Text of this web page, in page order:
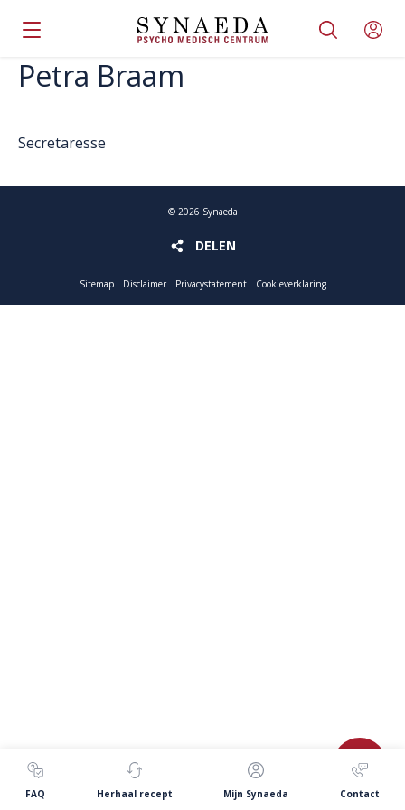
Petra Braam
Secretaresse
© 2026 Synaeda
DELEN
DELEN
Sitemap Disclaimer Privacystatement Cookieverklaring
FAQ Herhaal recept Mijn Synaeda Contact